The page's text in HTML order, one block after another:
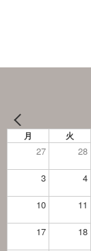
月 火
27 28
3 4
10 11
17 18